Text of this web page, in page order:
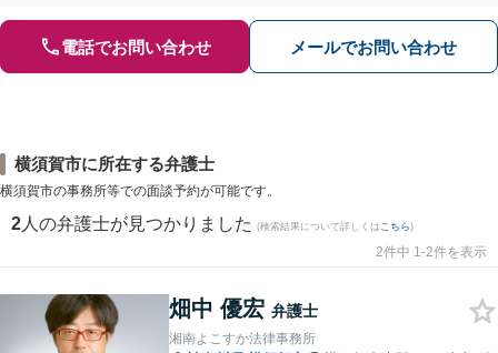
電話でお問い合わせ メールでお問い合わせ
横須賀市に所在する弁護士
横須賀市の事務所等での面談予約が可能です。
2 人の弁護士が見つかりました (検索結果について詳しくは こちら)
2件中 1-2件を表示
畑中 優宏 弁護士
湘南よこすか法律事務所